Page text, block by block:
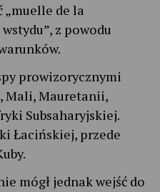
„muelle de la
z powodu
prowizorycznymi
Mali, Mauretanii,
Subsaharyjskiej.
Łacińskiej, przede
mógł jednak wejść do